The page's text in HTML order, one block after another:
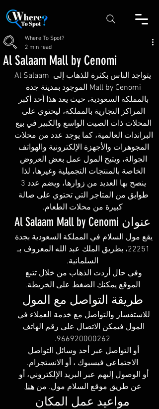
Al Salaam Mall by Cenomi
Where To Spot?
2 min read
يتواجد الناس بكثرة للذهاب إلى Al Salaam
Mall by Cenomi الموجود بمدينة جدة
بالمملكة السعودية، حيث يعد هذا أحد أكبر
المراكز التجارية بالمملكة، ليحتوي على
المحلات ذات الصيت الواسع والكبير في بيع
البراندات العالمية، كما يوجد عدد من محلات
المجوهرات والأجهزة الإلكترونية والهواتف
الجوالة، ويتيح المول عمل بعض العروض
الخاصة بالمنتجات التجميلية وغيرها، لذا
طوابق من المتاجر التي تحتوي على صالة
كبيرة من محلات الطعام.
عنوان Al Salaam Mall by Cenomi
يقع مول السلام في المملكة السعودية بجدة
22251، بطريق الملك عبد الله المعروف بـ
السلمانية.
وفي حال أردت الذهاب من خلال تتبع
الموقع يمكنك الضغط على الخريطة.
طريقة التواصل مع المول
للاستفسار والتواصل مع خدمة العملاء في
المول فيمكن الاتصال على رقم الهاتف
966920000262.
أو التواصل عبر أحد وسائل التواصل
الاجتماعي فيسبوك ، أو الانستجرام.
أو الوصول إليهم عبر البريد الإلكتروني، أو
عن طريق موقع السلام مول. من هنا.
مواعيد عمل المكان